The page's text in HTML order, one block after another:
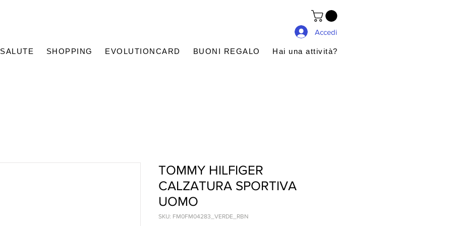
Accedi
SALUTE SHOPPING EVOLUTIONCARD BUONI REGALO Hai una attività?
TOMMY HILFIGER
CALZATURA SPORTIVA
UOMO
SKU: FM0FM04283_VERDE_RBN